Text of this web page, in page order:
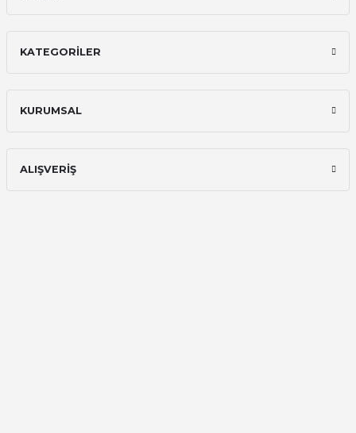
KATEGORİLER
KURUMSAL
ALIŞVERİŞ